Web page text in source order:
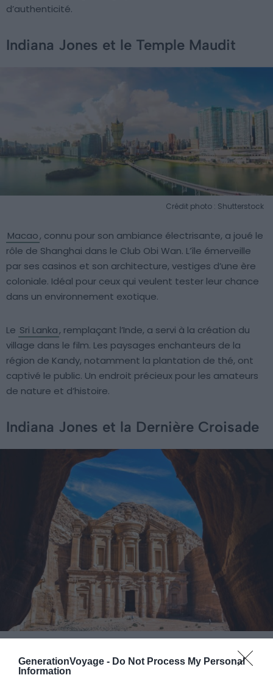
GenerationVoyage - Do Not Process My Personal
Information
d’authenticité.
Indiana Jones et le Temple Maudit
Crédit photo : Shutterstock
Macao, connu pour son ambiance électrisante, a joué le
rôle de Shanghai dans le Club Obi Wan. L’île émerveille
par ses casinos et son architecture, vestiges d’une ère
coloniale. Idéal pour ceux qui veulent tester leur chance
dans un environnement exotique.
Le Sri Lanka, remplaçant l’Inde, a servi à la création du
village dans le film. Les paysages enchanteurs de la
région de Kandy, notamment la plantation de thé, ont
captivé le public. Un endroit précieux pour les amateurs
de nature et d’histoire.
Indiana Jones et la Dernière Croisade
Crédit photo : Shutterstock – tenkl
Pétra, avec son majestueux Trésor, incarne un site